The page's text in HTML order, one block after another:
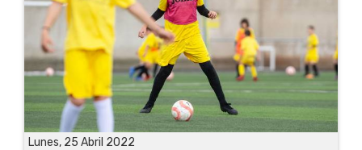
Lunes, 25 Abril 2022